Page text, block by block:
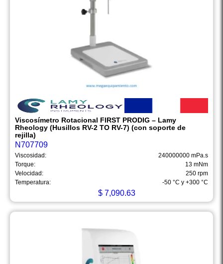
Viscosímetro Rotacional FIRST PRODIG – Lamy
Rheology (Husillos RV-2 TO RV-7) (con soporte de
rejilla)
N707709
Viscosidad:
240000000 mPa.s
Torque:
13 mNm
Velocidad:
250 rpm
Temperatura:
-50 °C y +300 °C
$7,090.63